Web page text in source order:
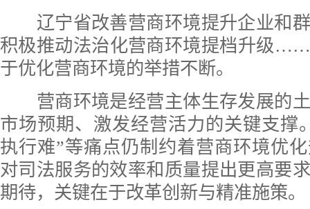
辽宁省改善营商环境提升企业和群
积极推动法治化营商环境提档升级
于优化营商环境的举措不断。
营商环境是经营主体生存发展的土
市场预期、激发经营活力的关键支撑
执行难”等痛点仍制约着营商环境优
对司法服务的效率和质量提出更高要
期待，关键在于改革创新与精准施策。